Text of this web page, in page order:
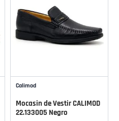
Calimod
Mocasin de Vestir CALIMOD
22.133005 Negro